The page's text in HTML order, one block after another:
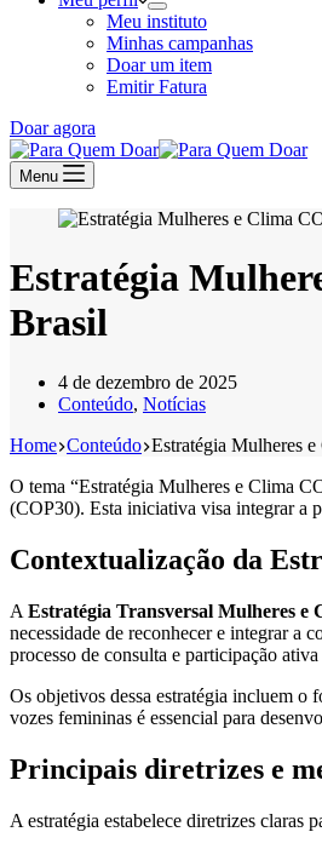
Meu instituto
Minhas campanhas
Doar um item
Emitir Fatura
Doar agora
Menu
Estratégia
Brasil
4 de dezembro de 2025
Conteúdo, Notícias
Home Conteúdo Estratégia Mulheres
O tema “Estratégia Mulheres e Clima
(COP30). Esta iniciativa visa integrar a
Contextualização da
A Estratégia Transversal Mulheres e
necessidade de reconhecer e integrar a
processo de consulta e participação
Os objetivos dessa estratégia incluem o
vozes femininas é essencial para
Principais diretrizes e
A estratégia estabelece diretrizes claras